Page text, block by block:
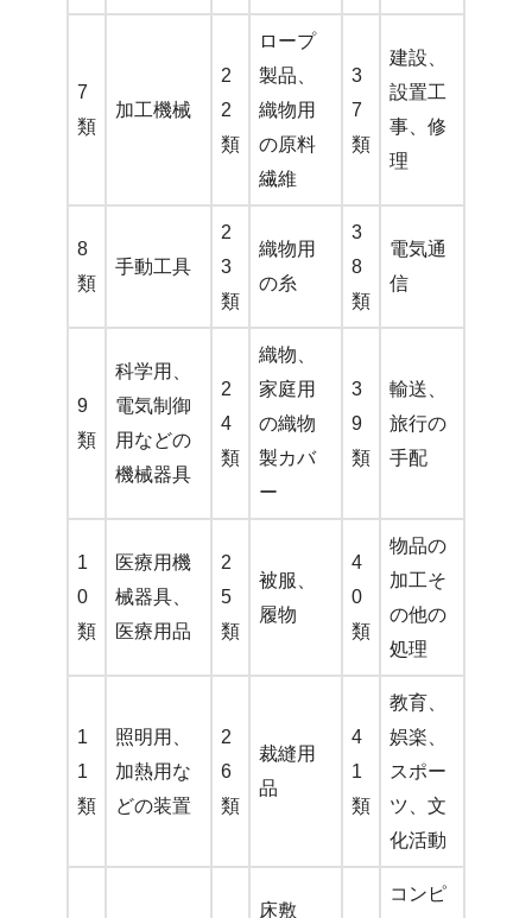
7
類
加工機械
2
2
類
ロープ
製品、
織物用
の原料
繊維
3
7
類
建設、
設置工
事、修
理
8
類
手動工具
2
3
類
織物用
の糸
3
8
類
電気通
信
9
類
科学用、
電気制御
用などの
機械器具
2
4
類
織物、
家庭用
の織物
製カバ
ー
3
9
類
輸送、
旅行の
手配
1
0
類
医療用機
械器具、
医療用品
2
5
類
被服、
履物
4
0
類
物品の
加工そ
の他の
処理
1
1
類
照明用、
加熱用な
どの装置
2
6
類
裁縫用
品
4
1
類
教育、
娯楽、
スポー
ツ、文
化活動
床敷
コンピ